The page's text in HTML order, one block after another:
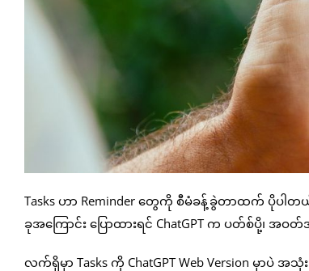
Tasks ဟာ Reminder တွေကို စီမံခန့်ခွဲတာထက် ပိုပါတ
ခုအကြောင်း ပြောထားရင် ChatGPT က ပတ်စ်ပို့၊ အ
လက်ရှိမှာ Tasks ကို ChatGPT Web Version မှာပဲ